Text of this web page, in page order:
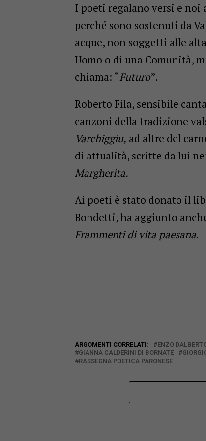
I poeti regalano versi e noi
perché sono sostenuti da
acque, non soggetti alle
Uomo o di una Comunità,
chiama: “Futuro”.
Roberto Fila, sensibile
canzoni della tradizione
Varchiggiu, ad altre del
di attualità, scritte da lui
Margherita.
Ai poeti è stato donato il
Bondetti, ha aggiunto
Frammenti di vita paesana.
ARGOMENTI CORRELATI: ENZO
GIANNA CALDERINI DI BORNATE
RASSEGNA POETICA PARONESE